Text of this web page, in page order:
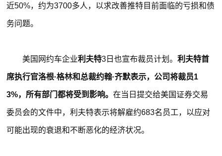
近50%，约为3700多人，以求改善推特目前面临的亏损和债
务问题。
美国网约车企业利夫特3日也宣布裁员计划。利夫特首
席执行官洛根·格林和总裁约翰·齐默表示，公司将裁员1
3%，所有部门都将受到影响。在当日提交给美国证券交易
委员会的文件中，利夫特表示将解雇约683名员工，以应对
可能出现的衰退和不断恶化的经济状况。